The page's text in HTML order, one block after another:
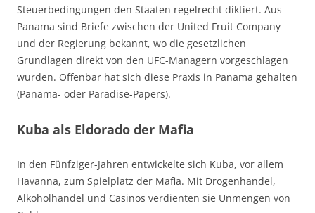
Steuerbedingungen den Staaten regelrecht diktiert. Aus
Panama sind Briefe zwischen der United Fruit Company
und der Regierung bekannt, wo die gesetzlichen
Grundlagen direkt von den UFC-Managern vorgeschlagen
wurden. Offenbar hat sich diese Praxis in Panama gehalten
(Panama- oder Paradise-Papers).
Kuba als Eldorado der Mafia
In den Fünfziger-Jahren entwickelte sich Kuba, vor allem
Havanna, zum Spielplatz der Mafia. Mit Drogenhandel,
Alkoholhandel und Casinos verdienten sie Unmengen von